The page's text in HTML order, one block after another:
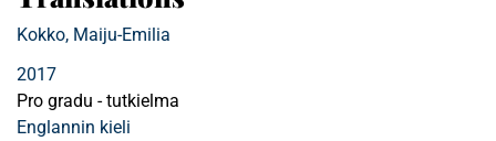
Kokko, Maiju-Emilia
2017
Pro gradu - tutkielma
Englannin kieli